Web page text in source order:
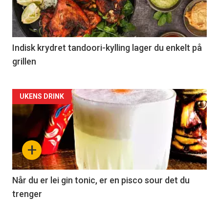
Indisk krydret tandoori-kylling lager du enkelt på
grillen
Forsiden
akkurat
nå
-
2
+
UKENS DRINK
Når du er lei gin tonic, er en pisco sour det du
trenger